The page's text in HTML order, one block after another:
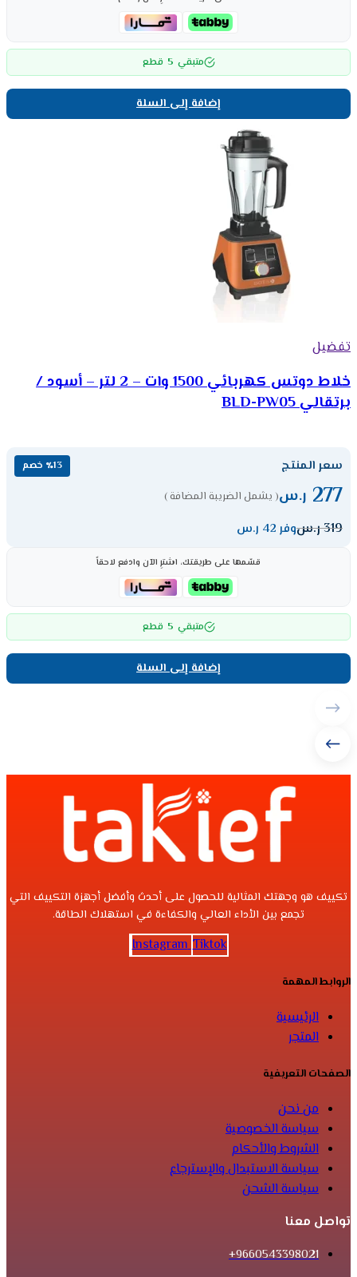
متبقي 5 قطع
إضافة إلى السلة
تفضيل
خلاط دوتس كهربائي 1500 وات – 2 لتر – أسود /
برتقالي BLD-PW05
سعر المنتج ٪13 خصم
277 ر.س( يشمل الضريبة المضافة )
319ر.سوفر 42 ر.س
قسّمها على طريقتك، اشترِ الآن وادفع لاحقاً
متبقي 5 قطع
إضافة إلى السلة
تكييف هو وجهتك المثالية للحصول على أحدث وأفضل أجهزة التكييف التي
تجمع بين الأداء العالي والكفاءة في استهلاك الطاقة.
Instagram Tiktok
الروابط المهمة
الرئيسية
المتجر
الصفحات التعريفية
من نحن
سياسة الخصوصية
الشروط والأحكام
سياسة الاستبدال والإسترجاع
سياسة الشحن
تواصل معنا
9660543398021+